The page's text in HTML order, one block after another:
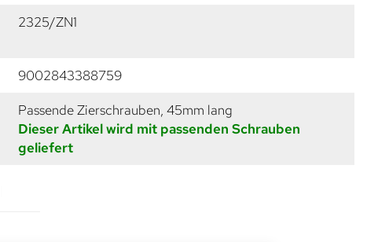
2325/ZN1
9002843388759
Passende Zierschrauben, 45mm lang
Dieser Artikel wird mit passenden Schrauben
geliefert